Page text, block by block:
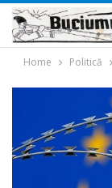
Home Politică